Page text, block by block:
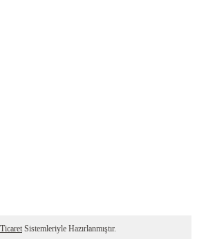
Sistemleriyle Hazırlanmıştır.